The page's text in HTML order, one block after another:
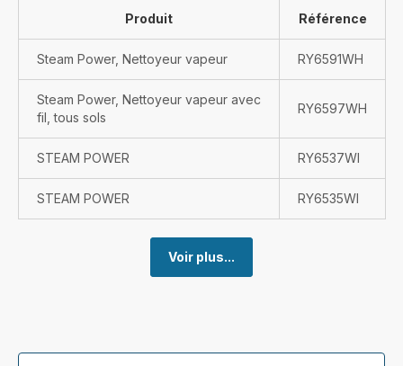
Produit Référence
Steam Power, Nettoyeur vapeur RY6591WH
Steam Power, Nettoyeur vapeur avec
fil, tous sols
RY6597WH
STEAM POWER RY6537WI
STEAM POWER RY6535WI
Voir plus...